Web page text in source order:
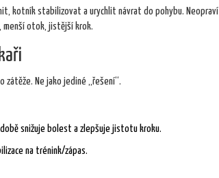
kotník stabilizovat a urychlit návrat do pohybu. Neopraví
menší otok, jistější krok.
zátěže. Ne jako jediné „řešení“.
snižuje bolest a zlepšuje jistotu kroku.
na trénink/zápas.